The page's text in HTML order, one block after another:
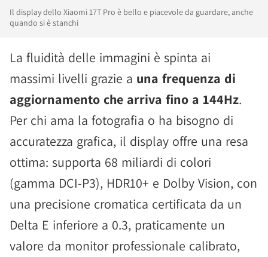
Il display dello Xiaomi 17T Pro è bello e piacevole da guardare, anche
quando si è stanchi
La fluidità delle immagini è spinta ai
massimi livelli grazie a una frequenza di
aggiornamento che arriva fino a 144Hz.
Per chi ama la fotografia o ha bisogno di
accuratezza grafica, il display offre una resa
ottima: supporta 68 miliardi di colori
(gamma DCI-P3), HDR10+ e Dolby Vision, con
una precisione cromatica certificata da un
Delta E inferiore a 0.3, praticamente un
valore da monitor professionale calibrato,